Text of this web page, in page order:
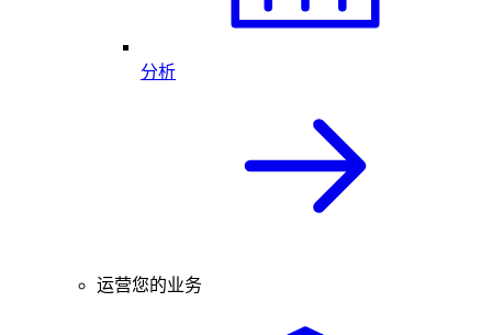
分析
运营您的业务